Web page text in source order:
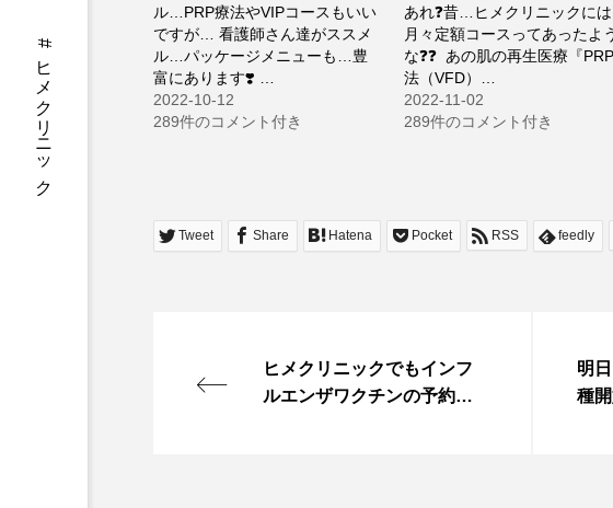
#ヒメクリニック
ル…PRP療法やVIPコースもいい
ですが… 看護師さん達がススメ
ル…パッケージメニューも…豊
富にあります❣️ …
2022-10-12
289件のコメント付き
あれ❓昔…ヒメクリニックには
月々定額コースってあったよ
な❓❓ ⁡ あの肌の再生医療『
法（VFD）…
2022-11-02
289件のコメント付き
Tweet Share Hatena Pocket RSS feedly
ヒメクリニックでもインフ
ルエンザワクチンの予約を
明
種